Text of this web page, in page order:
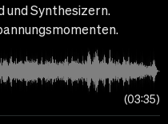
und Synthesizern.
03:35